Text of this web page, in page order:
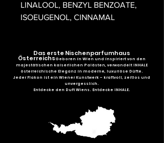
LINALOOL, BENZYL BENZOATE,
ISOEUGENOL, CINNAMAL
Das erste Nischenparfumhaus
Österreichs Geboren in Wien und inspiriert von den
majestätischen kaiserlichen Palästen, verwandelt INHALE
österreichische Eleganz in moderne, luxuriöse Düfte.
Jeder Flakon ist ein Wiener Kunstwerk – kraftvoll, zeitlos und
unvergesslich.
Entdecke den Duft Wiens. Entdecke INHALE.